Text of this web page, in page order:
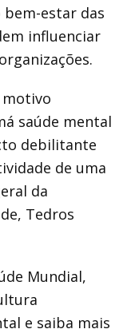
estar das
influenciar
motivo
saúde mental
debilitante
de uma
da
Tedros
Mundial,
e saiba mais